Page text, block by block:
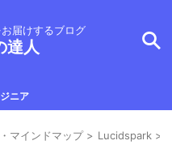
届けするブログ
達人
ニア
マインドマップ > Lucidspark >